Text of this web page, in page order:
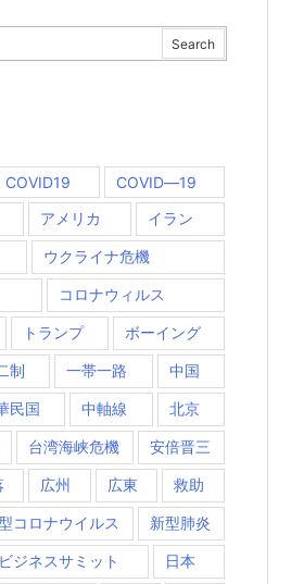
COVID19
COVID―19
アメリカ イラン
ウクライナ危機
コロナウィルス
トランプ ボーイング
制 一帯一路 中国
民国 中軸線 北京
台湾海峡危機 安倍晋三
広州 広東 救助
コロナウイルス 新型肺炎
ジネスサミット 日本